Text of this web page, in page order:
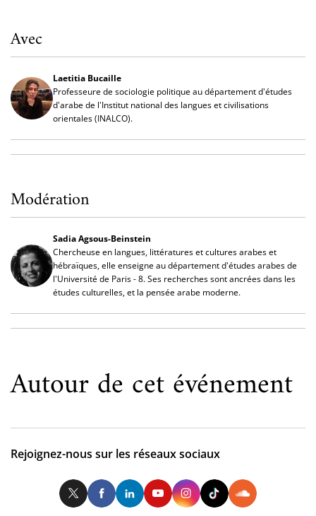
Avec
Laetitia Bucaille
Professeure de sociologie politique au département d'études
d'arabe de l'Institut national des langues et civilisations
orientales (INALCO).
Modération
Sadia Agsous-Beinstein
Chercheuse en langues, littératures et cultures arabes et
hébraïques, elle enseigne au département d'études arabes de
l'Université de Paris - 8. Ses recherches sont ancrées dans les
études culturelles, et la pensée arabe moderne.
Autour de cet événement
Rejoignez-nous sur les réseaux sociaux
TwitterFacebookLinkedInYoutubeInstagram